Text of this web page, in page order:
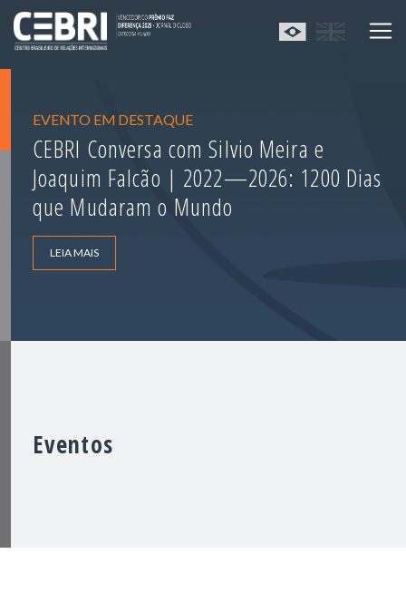
EVENTO EM DESTAQUE
CEBRI Conversa com Silvio Meira e
Joaquim Falcão | 2022—2026: 1200 Dias
que Mudaram o Mundo
LEIA MAIS
Eventos